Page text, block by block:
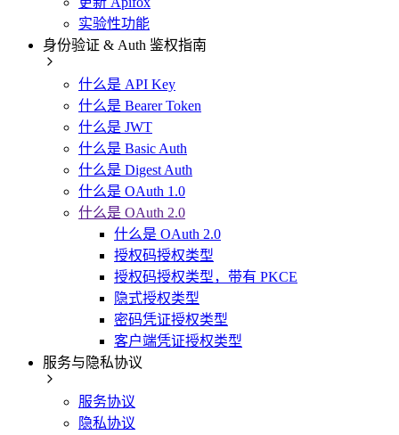
实验性功能
身份验证 & Auth 鉴权指南
什么是 API Key
什么是 Bearer Token
什么是 JWT
什么是 Basic Auth
什么是 Digest Auth
什么是 OAuth 1.0
什么是 OAuth 2.0
什么是 OAuth 2.0
授权码授权类型
授权码授权类型，带有 PKCE
隐式授权类型
密码凭证授权类型
客户端凭证授权类型
服务与隐私协议
服务协议
隐私协议